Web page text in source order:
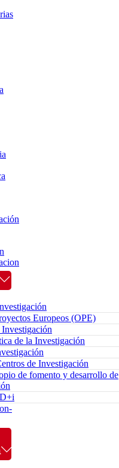
Europeos (OPE)
de la Investigación
de Investigación
de fomento y desarrollo de